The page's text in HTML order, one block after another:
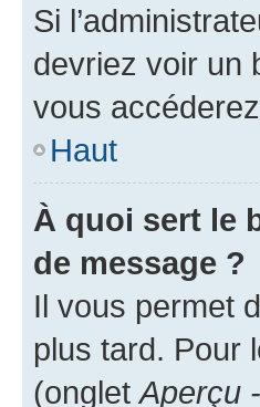
Si
devriez voir un
vous
Haut
À quoi sert le
de message ?
Il vous permet
plus tard. Pour
(onglet Aperçu